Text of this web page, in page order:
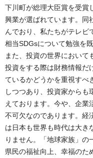
下川町が総理大臣賞を受賞
興業が選ばれています。同
んでおり、私たちがテレビ
相当SDGsについて勉強を
また、投資の世界におい
投資をする際は財務情報だ
ているかどうかを重視すべ
しつつあり、投資家からも
えております。今や、企業
不可欠なのであります。経
は日本も世界も時代は大き
りません。「地球家族」の
県民の福祉向上、幸福のた